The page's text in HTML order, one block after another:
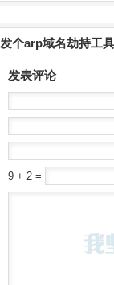
发个arp域名劫持工
发表评论
9 + 2 =